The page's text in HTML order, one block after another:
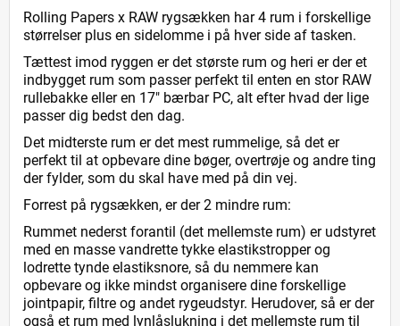
Rolling Papers x RAW rygsækken har 4 rum i forskellige
størrelser plus en sidelomme i på hver side af tasken.
Tættest imod ryggen er det største rum og heri er der et
indbygget rum som passer perfekt til enten en stor RAW
rullebakke eller en 17" bærbar PC, alt efter hvad der lige
passer dig bedst den dag.
Det midterste rum er det mest rummelige, så det er
perfekt til at opbevare dine bøger, overtrøje og andre ting
der fylder, som du skal have med på din vej.
Forrest på rygsækken, er der 2 mindre rum:
Rummet nederst forantil (det mellemste rum) er udstyret
med en masse vandrette tykke elastikstropper og
lodrette tynde elastiksnore, så du nemmere kan
opbevare og ikke mindst organisere dine forskellige
jointpapir, filtre og andet rygeudstyr. Herudover, så er der
også et rum med lynlåslukning i det mellemste rum til